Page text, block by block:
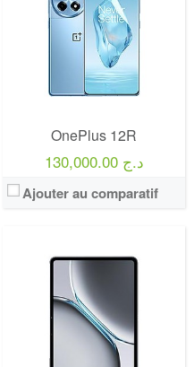
OnePlus 12R
130,000.00 د.ج
Ajouter au comparatif